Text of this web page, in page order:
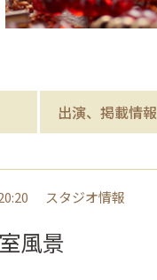
出演、掲載情報
スタジオ情報
風景